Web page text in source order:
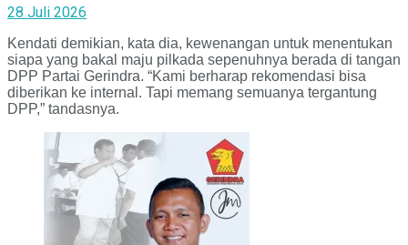
28 Juli 2026
Kendati demikian, kata dia, kewenangan untuk menentukan
siapa yang bakal maju pilkada sepenuhnya berada di tangan
DPP Partai Gerindra. “Kami berharap rekomendasi bisa
diberikan ke internal. Tapi memang semuanya tergantung
DPP,” tandasnya.